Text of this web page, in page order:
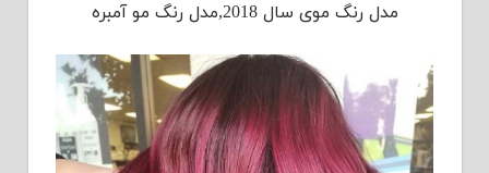
مدل رنگ موی سال 2018,مدل رنگ مو آمبره